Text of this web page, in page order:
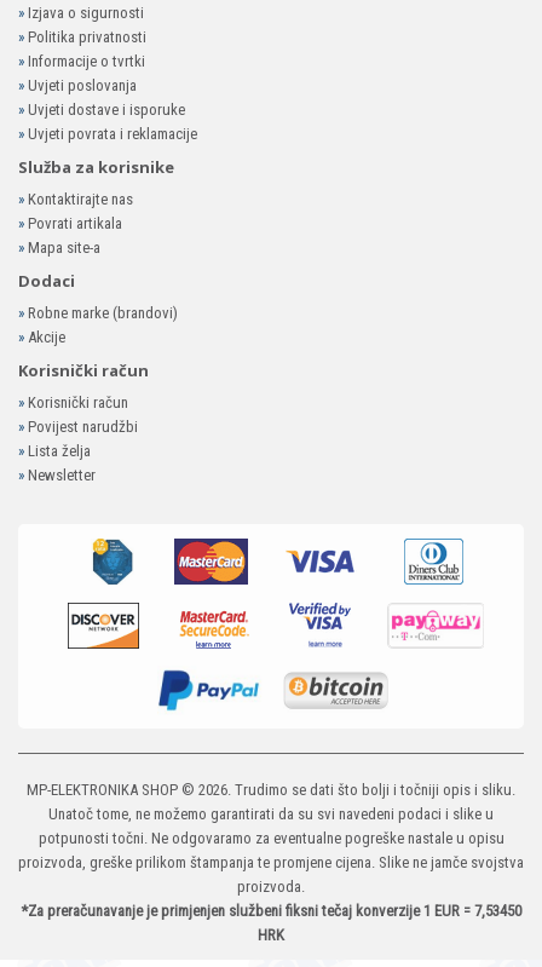
» Izjava o sigurnosti
» Politika privatnosti
» Informacije o tvrtki
» Uvjeti poslovanja
» Uvjeti dostave i isporuke
» Uvjeti povrata i reklamacije
Služba za korisnike
» Kontaktirajte nas
» Povrati artikala
» Mapa site-a
Dodaci
» Robne marke (brandovi)
» Akcije
Korisnički račun
» Korisnički račun
» Povijest narudžbi
» Lista želja
» Newsletter
MP-ELEKTRONIKA SHOP © 2026. Trudimo se dati što bolji i točniji opis i sliku.
Unatoč tome, ne možemo garantirati da su svi navedeni podaci i slike u
potpunosti točni. Ne odgovaramo za eventualne pogreške nastale u opisu
proizvoda, greške prilikom štampanja te promjene cijena. Slike ne jamče svojstva
proizvoda.
*Za preračunavanje je primjenjen službeni fiksni tečaj konverzije 1 EUR = 7,53450
HRK